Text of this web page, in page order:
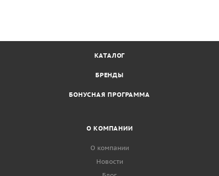
КАТАЛОГ
БРЕНДЫ
БОНУСНАЯ ПРОГРАММА
О КОМПАНИИ
О компании
Новости